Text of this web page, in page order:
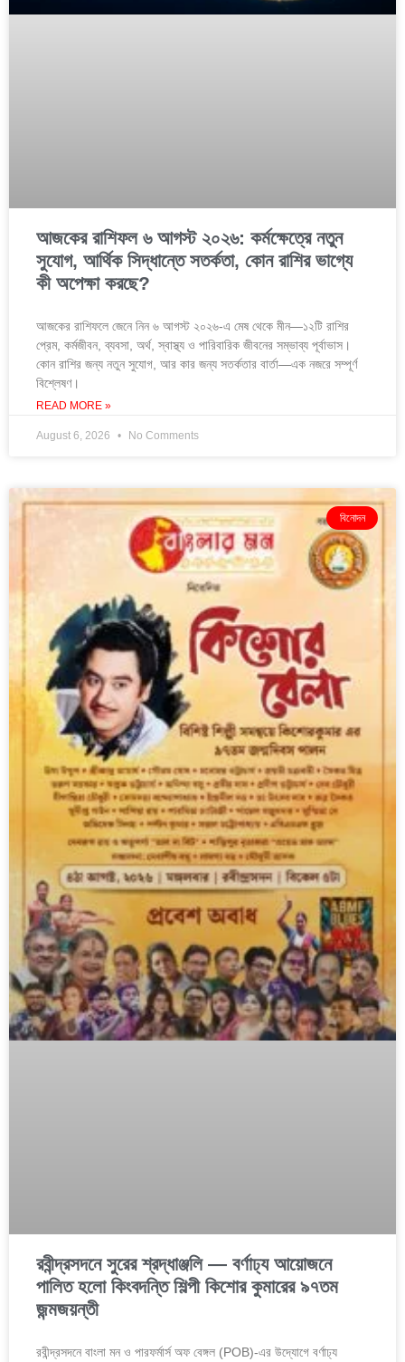
আজকের রাশিফল ৬ আগস্ট ২০২৬: কর্মক্ষেত্রে নতুন
সুযোগ, আর্থিক সিদ্ধান্তে সতর্কতা, কোন রাশির ভাগ্যে
কী অপেক্ষা করছে?
আজকের রাশিফলে জেনে নিন ৬ আগস্ট ২০২৬-এ মেষ থেকে মীন—১২টি রাশির
প্রেম, কর্মজীবন, ব্যবসা, অর্থ, স্বাস্থ্য ও পারিবারিক জীবনের সম্ভাব্য পূর্বাভাস।
কোন রাশির জন্য নতুন সুযোগ, আর কার জন্য সতর্কতার বার্তা—এক নজরে সম্পূর্ণ
বিশ্লেষণ।
READ MORE »
August 6, 2026 No Comments
বিনোদন
রবীন্দ্রসদনে সুরের শ্রদ্ধাঞ্জলি — বর্ণাঢ্য আয়োজনে
পালিত হলো কিংবদন্তি শিল্পী কিশোর কুমারের ৯৭তম
জন্মজয়ন্তী
রবীন্দ্রসদনে বাংলা মন ও পারফর্মার্স অফ বেঙ্গল (POB)-এর উদ্যোগে বর্ণাঢ্য